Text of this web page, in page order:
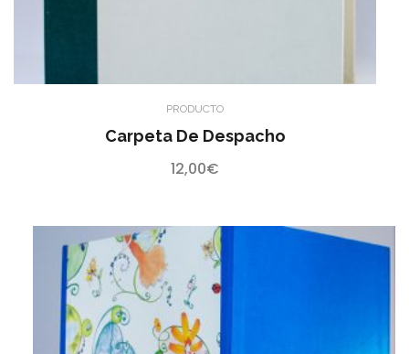
PRODUCTO
Carpeta De Despacho
12,00€